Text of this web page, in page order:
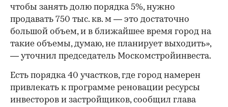
чтобы занять долю порядка 5%, нужно
продавать 750 тыс. кв. м — это достаточно
большой объем, и в ближайшее время город на
такие объемы, думаю, не планирует выходить»,
— уточнил председатель Москомстройинвеста.
Есть порядка 40 участков, где город намерен
привлекать к программе реновации ресурсы
инвесторов и застройщиков, сообщил глава